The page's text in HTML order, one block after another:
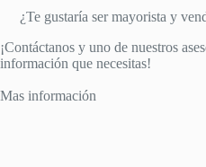
¿Te gustaría ser mayorista y
¡Contáctanos y uno de nuestros
información que necesitas!
Mas información